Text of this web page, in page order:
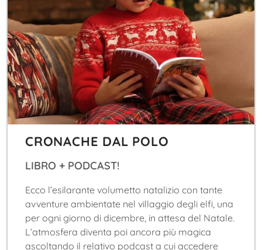
CRONACHE DAL POLO
LIBRO + PODCAST!
Ecco l’esilarante volumetto natalizio con tante
avventure ambientate nel villaggio degli elfi, una
per ogni giorno di dicembre, in attesa del Natale.
L’atmosfera diventa poi ancora più magica
ascoltando il relativo podcast a cui accedere